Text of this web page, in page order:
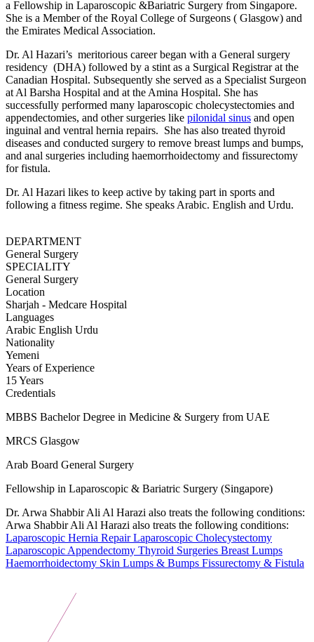
a Fellowship in Laparoscopic &Bariatric Surgery from Singapore.
She is a Member of the Royal College of Surgeons ( Glasgow) and
the Emirates Medical Association.
Dr. Al Hazari’s meritorious career began with a General surgery
residency (DHA) followed by a stint as a Surgical Registrar at the
Canadian Hospital. Subsequently she served as a Specialist Surgeon
at Al Barsha Hospital and at the Amina Hospital. She has
successfully performed many laparoscopic cholecystectomies and
appendectomies, and other surgeries like pilonidal sinus and open
inguinal and ventral hernia repairs. She has also treated thyroid
diseases and conducted surgery to remove breast lumps and bumps,
and anal surgeries including haemorrhoidectomy and fissurectomy
for fistula.
Dr. Al Hazari likes to keep active by taking part in sports and
following a fitness regime. She speaks Arabic. English and Urdu.
DEPARTMENT
General Surgery
SPECIALITY
General Surgery
Location
Sharjah - Medcare Hospital
Languages
Arabic English Urdu
Nationality
Yemeni
Years of Experience
15 Years
Credentials
MBBS Bachelor Degree in Medicine & Surgery from UAE
MRCS Glasgow
Arab Board General Surgery
Fellowship in Laparoscopic & Bariatric Surgery (Singapore)
Dr. Arwa Shabbir Ali Al Harazi also treats the following conditions:
Arwa Shabbir Ali Al Harazi also treats the following conditions:
Laparoscopic Hernia RepairLaparoscopic Cholecystectomy
Laparoscopic Appendectomy Thyroid Surgeries Breast Lumps
Haemorrhoidectomy Skin Lumps & Bumps Fissurectomy & Fistula